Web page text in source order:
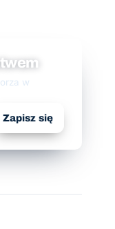
w
Zapisz się